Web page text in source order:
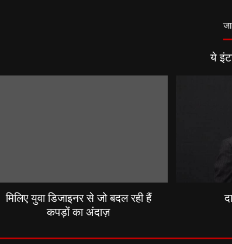
ये
मिलिए युवा डिजाइनर से जो बदल रही हैं
कपड़ों का अंदाज़